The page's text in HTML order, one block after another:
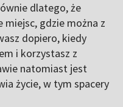
dlatego, że
miejsc, gdzie można z
dopiero, kiedy
i korzystasz z
natomiast jest
życie, w tym spacery